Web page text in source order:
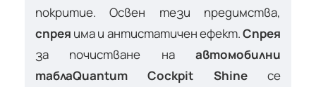
покритие. Освен тези предимства,
спрея има и антистатичен ефект.Спрея
за почистване на автомобилни
таблаQuantum Cockpit Shineсе